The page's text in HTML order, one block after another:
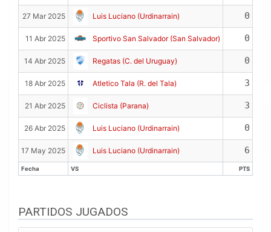
Fecha VS PTS
27 Mar 2025 Luis Luciano (Urdinarrain) 0
11 Abr 2025 Sportivo San Salvador (San Salvador) 0
14 Abr 2025 Regatas (C. del Uruguay) 0
18 Abr 2025 Atletico Tala (R. del Tala) 3
21 Abr 2025 Ciclista (Parana) 3
26 Abr 2025 Luis Luciano (Urdinarrain) 0
17 May 2025 Luis Luciano (Urdinarrain) 6
Fecha VS PTS
PARTIDOS JUGADOS